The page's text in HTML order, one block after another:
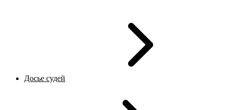
Досье судей